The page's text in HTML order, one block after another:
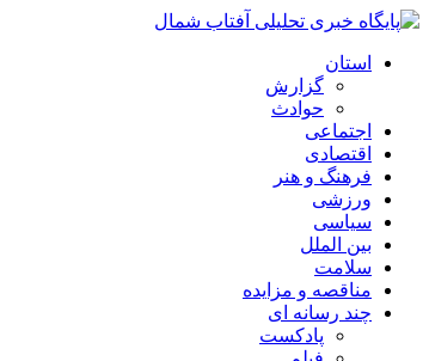
استان
گزارش
حوادث
اجتماعی
اقتصادی
فرهنگ و هنر
ورزشی
سیاسی
بین الملل
سلامت
مناقصه و مزایده
چند رسانه ای
پادکست